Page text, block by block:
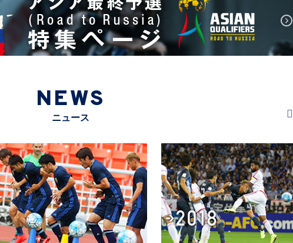
NEWS
ニュース